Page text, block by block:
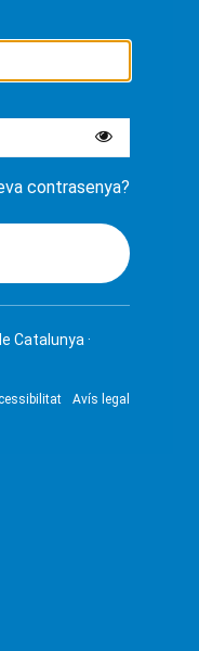
contrasenya?
Catalunya ·
Avís legal